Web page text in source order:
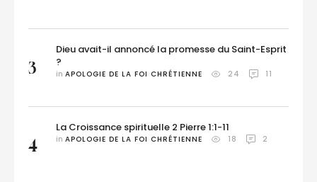
3
Dieu avait-il annoncé la promesse du Saint-Esprit
?
in APOLOGIE DE LA FOI CHRÉTIENNE 24 11
4
La Croissance spirituelle 2 Pierre 1:1-11
in APOLOGIE DE LA FOI CHRÉTIENNE 18 2